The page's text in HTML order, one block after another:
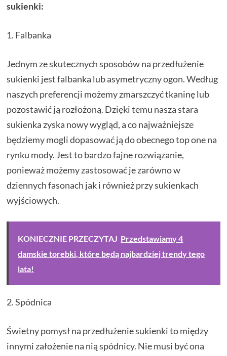
sukienki:
1. Falbanka
Jednym ze skutecznych sposobów na przedłużenie
sukienki jest falbanka lub asymetryczny ogon. Według
naszych preferencji możemy zmarszczyć tkaninę lub
pozostawić ją rozłożoną. Dzięki temu nasza stara
sukienka zyska nowy wygląd, a co najważniejsze
będziemy mogli dopasować ją do obecnego top one na
rynku mody. Jest to bardzo fajne rozwiązanie,
ponieważ możemy zastosować je zarówno w
dziennych fasonach jak i również przy sukienkach
wyjściowych.
KONIECZNIE PRZECZYTAJ Przedstawiamy 4
damskie torebki, które będą najbardziej trendy tego
lata!
2. Spódnica
Świetny pomysł na przedłużenie sukienki to między
innymi założenie na nią spódnicy. Nie musi być ona